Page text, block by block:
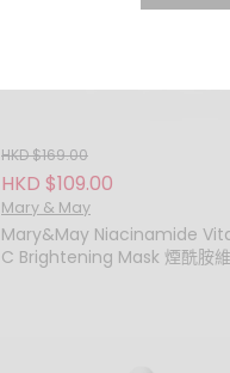
HKD $169.00
HKD $109.00
Mary & May
Mary&May Niacinamide
C Brightening Mask 煙酰胺
客人不喜歡或滿意產品
產品並未保持完好包裝
任何顯示不接受退貨的
任何免費贈品及試用裝
如任何爭議，